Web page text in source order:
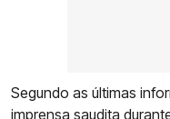
Segundo as últimas
imprensa saudita